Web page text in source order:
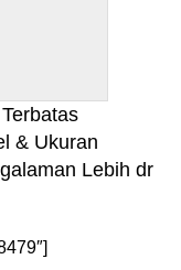
& Ukuran
Lebih dr